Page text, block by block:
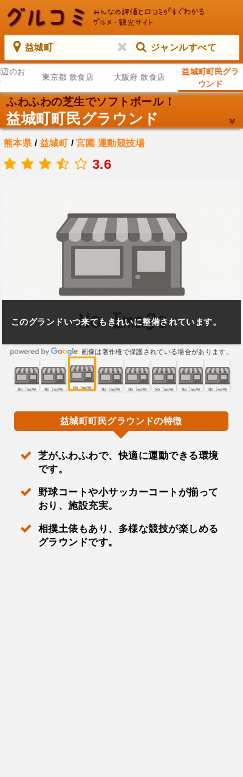
益城町 ジャンルすべて
のお
東京都 飲食店 大阪府 飲食店
益城町町民グラ
ウンド
ふわふわの芝生でソフトボール！
益城町町民グラウンド
熊本県 / 益城町/宮園 運動競技場
3.6
このグランドいつ来てもきれいに整備されています。
画像は著作権で保護されている場合があります。
益城町町民グラウンドの特徴
芝がふわふわで、快適に運動できる環境
です。
野球コートや小サッカーコートが揃って
おり、施設充実。
相撲土俵もあり、多様な競技が楽しめる
グラウンドです。